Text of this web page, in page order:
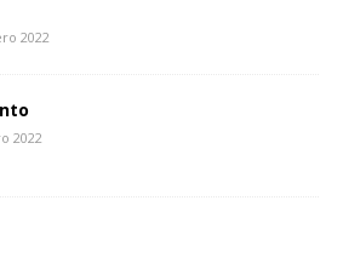
2022
2022